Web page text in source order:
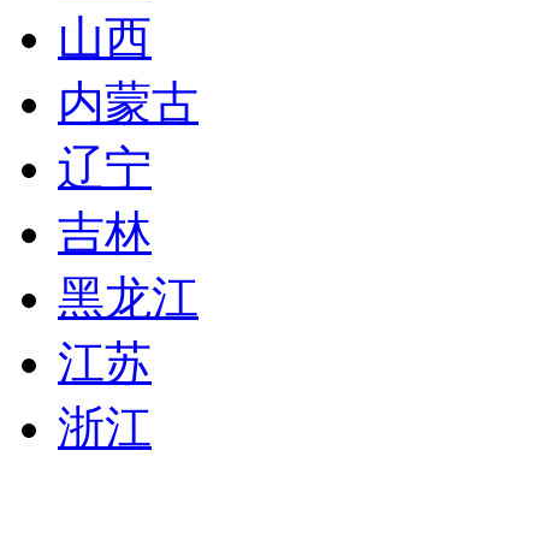
山西
内蒙古
辽宁
吉林
黑龙江
江苏
浙江